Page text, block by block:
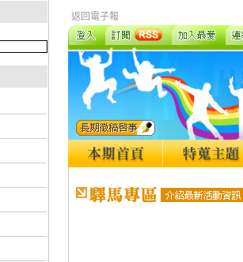
返回電子報